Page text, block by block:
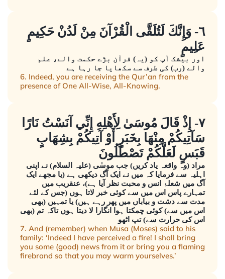
٦- وَإِنَّكَ لَتُلَقَّى الْقُرْآنَ مِنْ لَدُنْ حَكِيمٍ
عَلِيمٍ
اور بیشک آپ کو (یہ) قرآن بڑے حکمت والے، علم
والے (رب) کی طرف سے سکھایا جا رہا ہے
6. Indeed, you are receiving the Qur’an from the
presence of One All-Wise, All-Knowing.
٧- إِذْ قَالَ مُوسَىٰ لِأَهْلِهِ إِنِّي آنَسْتُ نَارًا
سَآتِيكُمْ مِنْهَا بِخَبَرٍ أَوْ آتِيكُمْ بِشِهَابٍ
قَبَسٍ لَعَلَّكُمْ تَصْطَلُونَ
مراد (وہ واقعہ یاد کریں) جب موسٰی (علیہ السلام) نے اپنی
اہلیہ سے فرمایا کہ میں نے ایک آگ دیکھی ہے (یا مجھے ایک
آگ میں شعلۂ انس و محبت نظر آیا ہے)، عنقریب میں
تمہارے پاس اس میں سے کوئی خبر لاتا ہوں (جس کے لئے
مدت سے دشت و بیاباں میں پھر رہے ہیں) یا تمہیں (بھی
اس میں سے) کوئی چمکتا ہوا انگارا لا دیتا ہوں تاکہ تم (بھی
اس کی حرارت سے) تپ اٹھو
7. And (remember) when Musa (Moses) said to his
family: ‘Indeed I have perceived a fire! I shall bring
you some (good) news from it or bring you a flaming
firebrand so that you may warm yourselves.’